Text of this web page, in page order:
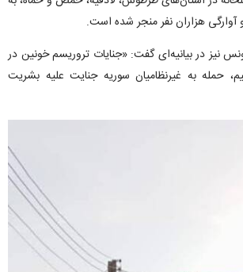
هزاران نفر منجر شده است.
نیز در بیانیه‌ای گفت: «جنایات تروریسم خونین در
حمله به غیرنظامیان سوریه جنایت علیه بشریت